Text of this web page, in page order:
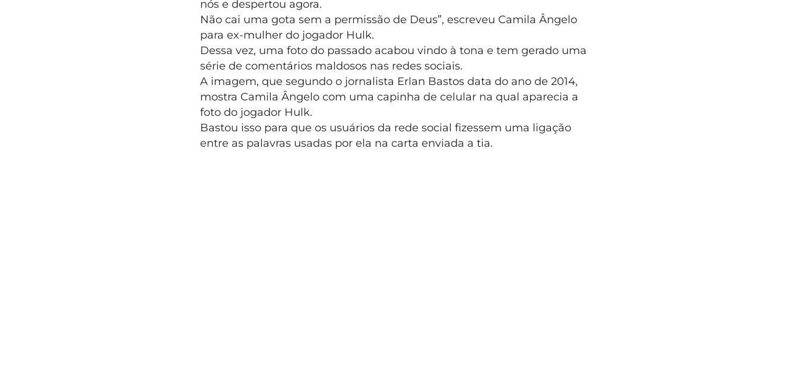
nós e despertou agora.
Não cai uma gota sem a permissão de Deus”, escreveu Camila Ângelo
para ex-mulher do jogador Hulk.
Dessa vez, uma foto do passado acabou vindo à tona e tem gerado uma
série de comentários maldosos nas redes sociais.
A imagem, que segundo o jornalista Erlan Bastos data do ano de 2014,
mostra Camila Ângelo com uma capinha de celular na qual aparecia a
foto do jogador Hulk.
Bastou isso para que os usuários da rede social fizessem uma ligação
entre as palavras usadas por ela na carta enviada a tia.